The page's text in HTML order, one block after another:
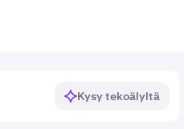
Kysy tekoälyltä